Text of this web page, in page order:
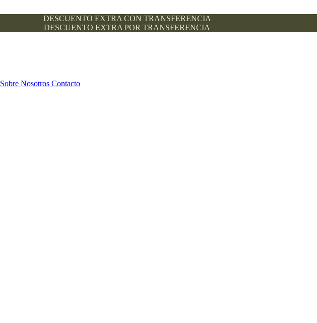
DESCUENTO EXTRA CON TRANSFERENCIA
DESCUENTO EXTRA POR TRANSFERENCIA
Sobre Nosotros Contacto